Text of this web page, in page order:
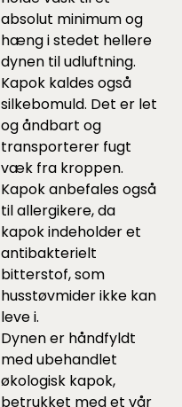
absolut minimum og
hæng i stedet hellere
dynen til udluftning.
Kapok kaldes også
silkebomuld. Det er let
og åndbart og
transporterer fugt
væk fra kroppen.
Kapok anbefales også
til allergikere, da
kapok indeholder et
antibakterielt
bitterstof, som
husstøvmider ikke kan
leve i.
Dynen er håndfyldt
med ubehandlet
økologisk kapok,
betrukket med et vår